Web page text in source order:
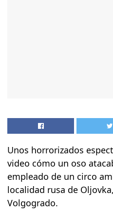
Unos horrorizados
video cómo un oso
empleado de un circo
localidad rusa de
Volgogrado.